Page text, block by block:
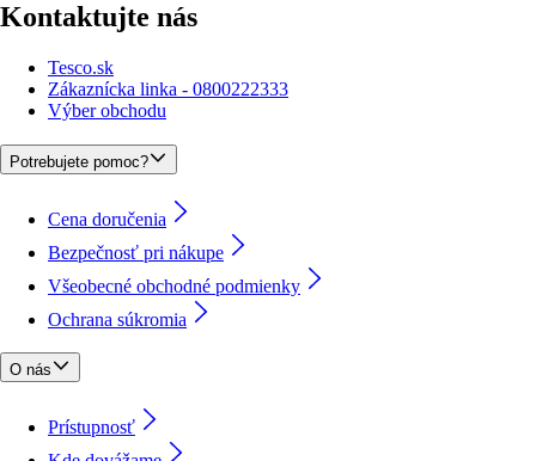
Kontaktujte nás
Tesco.sk
Zákaznícka linka - 0800222333
Výber obchodu
Potrebujete pomoc?
Cena doručenia
Bezpečnosť pri nákupe
Všeobecné obchodné podmienky
Ochrana súkromia
O nás
Prístupnosť